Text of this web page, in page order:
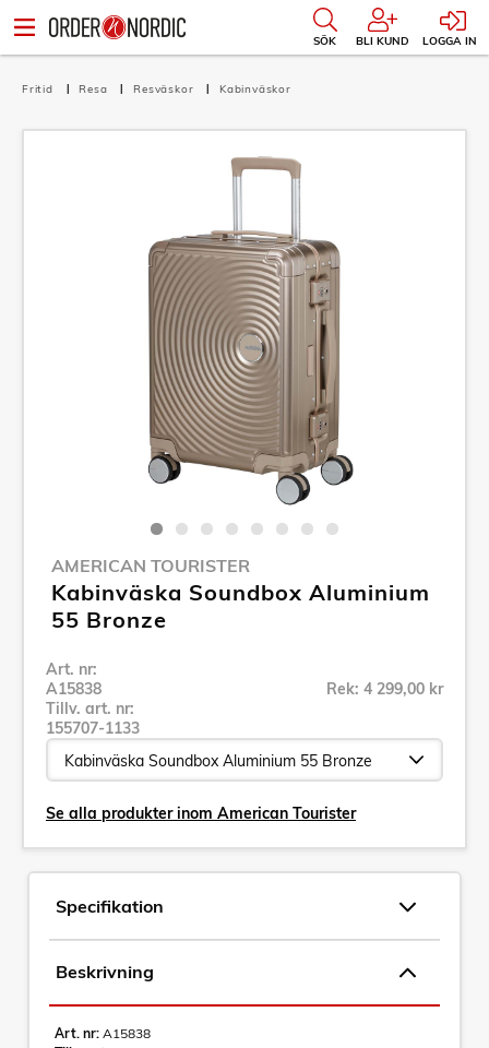
SÖK BLI KUND LOGGA IN
Fritid Resa Resväskor Kabinväskor
AMERICAN TOURISTER
Kabinväska Soundbox Aluminium
55 Bronze
Art. nr:
A15838
Tillv. art. nr:
155707-1133
Rek: 4 299,00 kr
Se alla produkter inom American Tourister
Specifikation
Beskrivning
Art. nr: A15838